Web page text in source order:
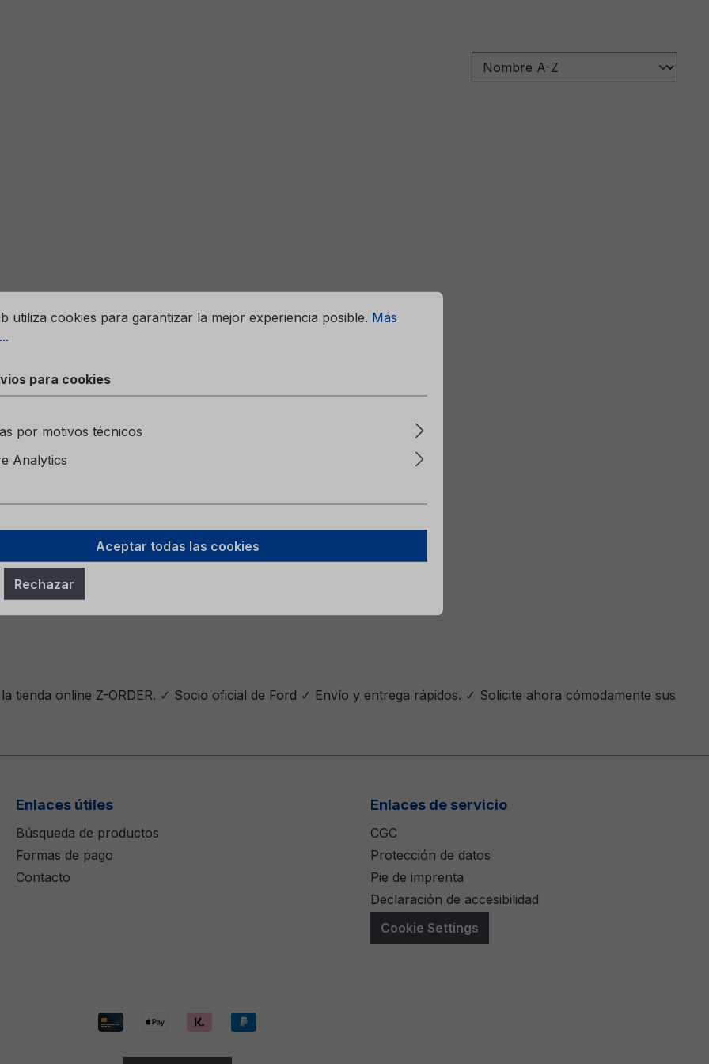
tienda online Z-ORDER. ✓ Socio oficial de Ford ✓ Envío y entrega rápidos. ✓ Solicite ahora cómodamente sus
Enlaces útiles
Búsqueda de productos
Formas de pago
Contacto
Enlaces de servicio
CGC
Protección de datos
Pie de imprenta
Declaración de accesibilidad
Cookie Settings
para cookies
utiliza cookies para garantizar la mejor experiencia posible. Más
para cookies
por motivos técnicos
Analytics
Aceptar todas las cookies
Rechazar